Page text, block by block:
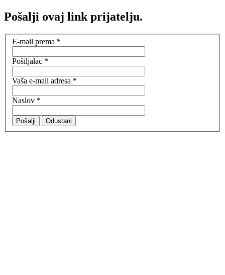
Pošalji ovaj link prijatelju.
E-mail prema *
Pošiljalac *
Vaša e-mail adresa *
Naslov *
Pošalji Odustani